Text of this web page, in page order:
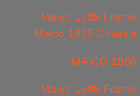
Maico 1985 Frame
Maico 1985 Chassis
MAICO 1986
Maico 1986 Frame